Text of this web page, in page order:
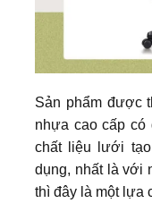
Sản phẩm được
nhựa cao cấp có
chất liệu lưới
dụng, nhất là với
thì đây là một lựa